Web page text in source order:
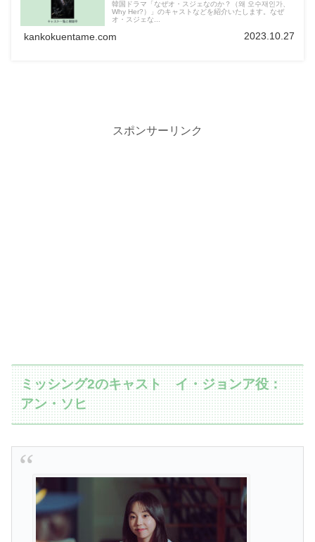
韓国ドラマ「なぜオ・スジェなのか？（왜 오수재인가、
Why Her?）」のキャストなどを紹介いたします。なぜ
オ・スジェな...
kankokuentame.com 2023.10.27
スポンサーリンク
ミッシング2のキャスト イ・ジョンア役：
アン・ソヒ